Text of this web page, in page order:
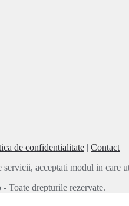
de confidentialitate | Contact
acceptati modul in care
Toate drepturile rezervate.